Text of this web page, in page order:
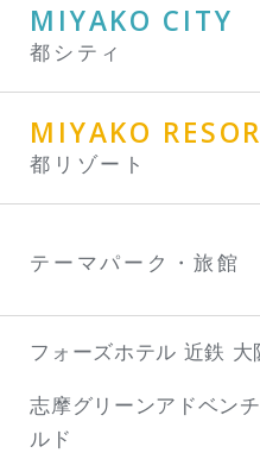
MIYAKO CITY
都シティ
MIYAKO
都リゾート
テーマパーク・旅館
フォーズホテル 近鉄 大
志摩グリーンアドベン
ルド